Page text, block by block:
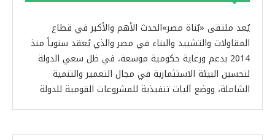
يُعد ملتقى «بُناة مصر»الحدث الأهم والأكبر في قطاع
المقاولات والتشييد والبناء في مصر والذي يُعقد سنوياً منذ
2014 بدعم ورعاية حكومية موسعة، في ظل سعي الدولة
لتحسين البيئة الاستثمارية في مجال التعمير والتنمية
الشاملة، ووضع آليات تنفيذية للمشروعات القومية للدولة